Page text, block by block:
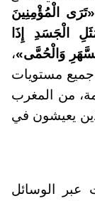
«تَرَى الْمُؤْمِنِينَ
الْجَسَدِ إِذَا
وَالْحُمَّى»،
مستويات
من المغرب
يعيشون في
الوسائل